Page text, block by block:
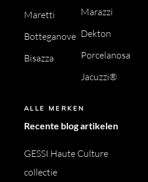
Maretti
Botteganove
Bisazza
Marazzi
Dekton
Porcelanosa
Jacuzzi®
ALLE MERKEN
Recente blog artikelen
GESSI Haute Culture
collectie